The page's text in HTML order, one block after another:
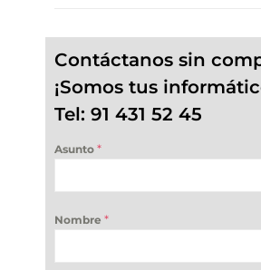
Contáctanos sin
¡Somos tus
Tel: 91 431 52 45
Asunto *
Nombre *